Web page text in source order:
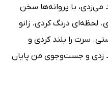
می‌زدی، با پروانه‌ها سخن
لحظه‌ای درنگ کردی. زانو
سرت را بلند کردی و
زدی و جست‌وجوی من پایان